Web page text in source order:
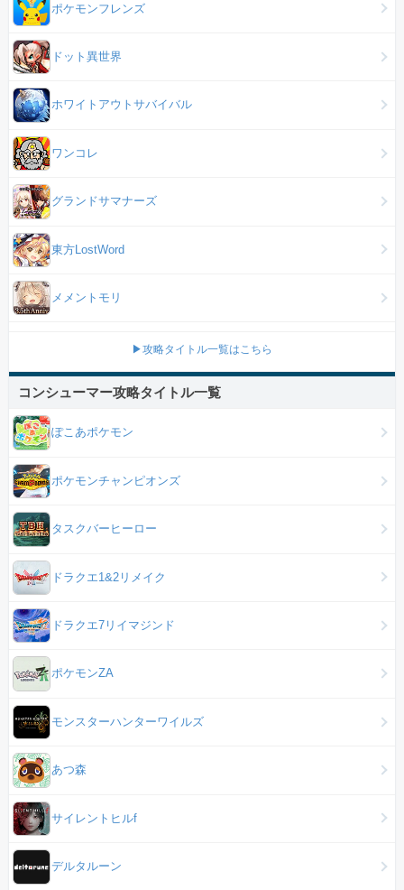
ポケモンフレンズ
ドット異世界
ホワイトアウトサバイバル
ワンコレ
グランドサマナーズ
東方LostWord
メメントモリ
▶攻略タイトル一覧はこちら
コンシューマー攻略タイトル一覧
ぽこあポケモン
ポケモンチャンピオンズ
タスクバーヒーロー
ドラクエ1&2リメイク
ドラクエ7リイマジンド
ポケモンZA
モンスターハンターワイルズ
あつ森
サイレントヒルf
デルタルーン